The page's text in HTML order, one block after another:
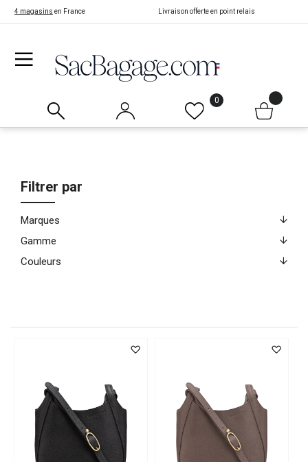
4 magasins en France Livraison offerte en point relais
0
Filtrer par
Marques
Gamme
Couleurs